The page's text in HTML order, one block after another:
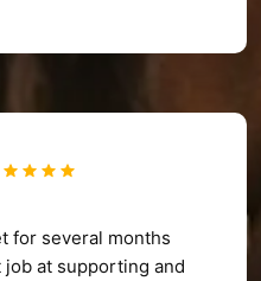
for several months
job at supporting and